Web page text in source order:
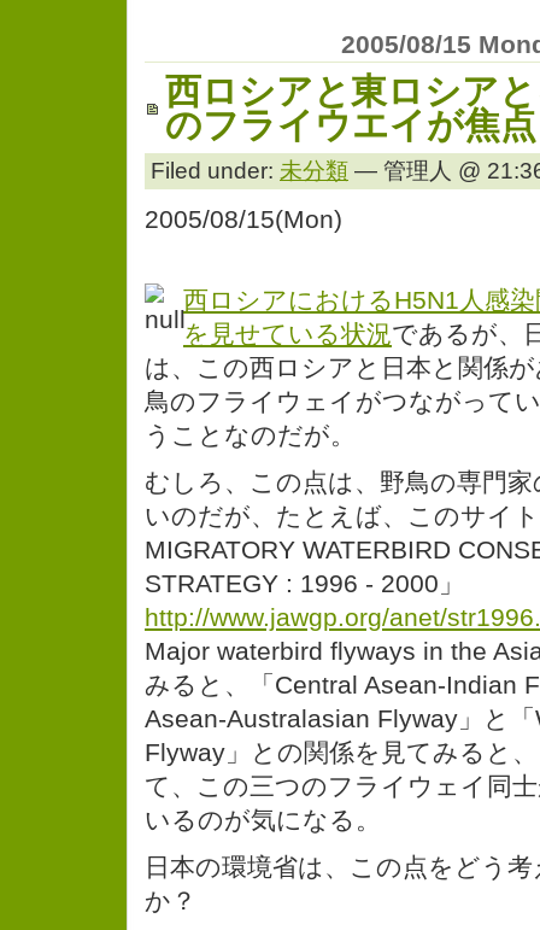
2005/08/15
西ロシアと東ロシア
のフライウエイが焦点
Filed under: 未分類 — 管理人 @
2005/08/15(Mon)
西ロシアにおけるH5N1人感
を見せている状況であるが、
は、この西ロシアと日本と関係
鳥のフライウェイがつながって
うことなのだが。
むしろ、この点は、野鳥の専門
いのだが、たとえば、このサイ
MIGRATORY WATERBIRD
STRATEGY : 1996 - 2000」
http://www.jawgp.org/anet/
Major waterbird flyways in the
みると、「Central Asean-Indian
Asean-Australasian Flyway」と
Flyway」との関係を見てみると
て、この三つのフライウェイ同
いるのが気になる。
日本の環境省は、この点をどう
か？